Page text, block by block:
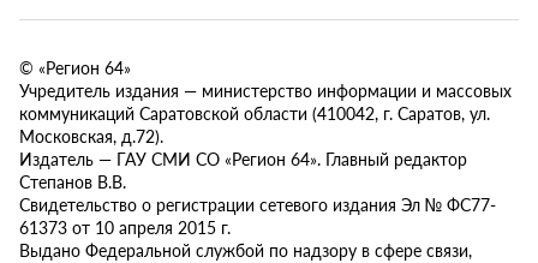
© «Регион 64»
Учредитель издания — министерство информации и массовых
коммуникаций Саратовской области (410042, г. Саратов, ул.
Московская, д.72).
Издатель — ГАУ СМИ СО «Регион 64». Главный редактор
Степанов В.В.
Свидетельство о регистрации сетевого издания Эл № ФС77-
61373 от 10 апреля 2015 г.
Выдано Федеральной службой по надзору в сфере связи,